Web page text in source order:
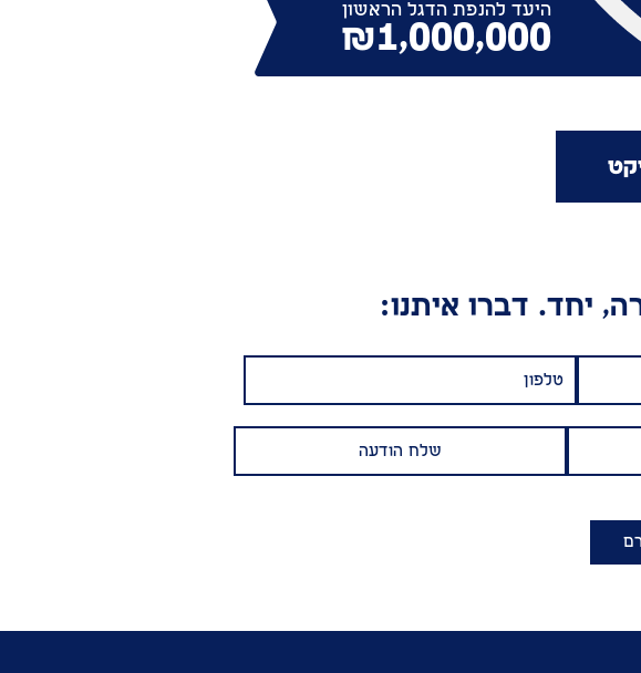
היעד להנפת הדגל הראשון
₪1,000,000
יחד. דברו איתנו: